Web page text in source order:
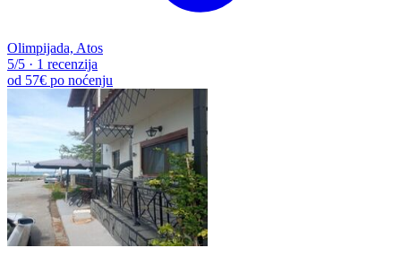
Olimpijada, Atos
5/5 · 1 recenzija
od 57€ po noćenju